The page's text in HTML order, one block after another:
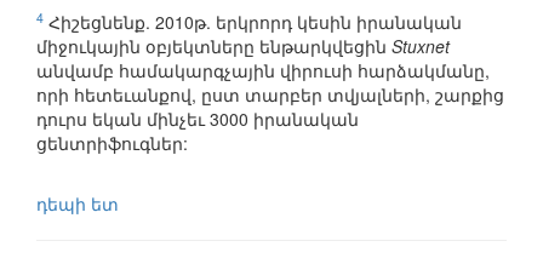
4 Հիշեցնենք. 2010թ. երկրորդ կեսին իրանական
միջուկային օբյեկտները ենթարկվեցին Stuxnet
անվամբ համակարգչային վիրուսի հարձակմանը,
որի հետեւանքով, ըստ տարբեր տվյալների, շարքից
դուրս եկան մինչեւ 3000 իրանական
ցենտրիֆուգներ:
դեպի ետ